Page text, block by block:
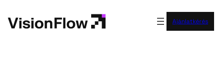
Ajánlatkérés